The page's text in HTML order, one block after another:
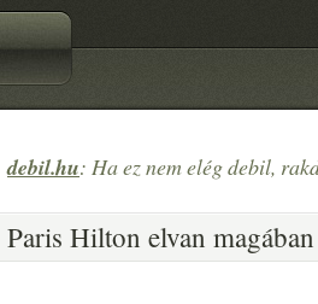
debil.hu: Ha ez nem elég debil,
Paris Hilton elvan magában